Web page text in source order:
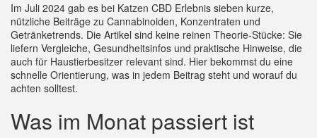
Im Juli 2024 gab es bei Katzen CBD Erlebnis sieben kurze,
nützliche Beiträge zu Cannabinoiden, Konzentraten und
Getränketrends. Die Artikel sind keine reinen Theorie-Stücke: Sie
liefern Vergleiche, Gesundheitsinfos und praktische Hinweise, die
auch für Haustierbesitzer relevant sind. Hier bekommst du eine
schnelle Orientierung, was in jedem Beitrag steht und worauf du
achten solltest.
Was im Monat passiert ist